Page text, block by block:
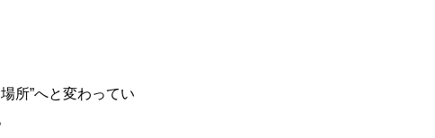
所”へと変わってい